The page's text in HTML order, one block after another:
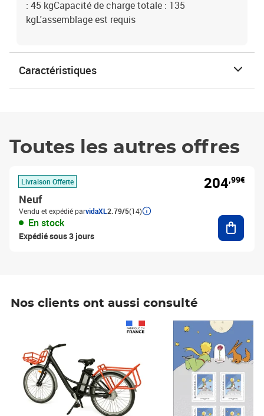
: 45 kgCapacité de charge totale : 135
kgL'assemblage est requis
Caractéristiques
Toutes les autres offres
Livraison Offerte
Neuf
Vendu et expédié parvidaXL 2.79/5(14)
En stock
Expédié sous 3 jours
204,99€
Nos clients ont aussi consulté
Prix 7,50€